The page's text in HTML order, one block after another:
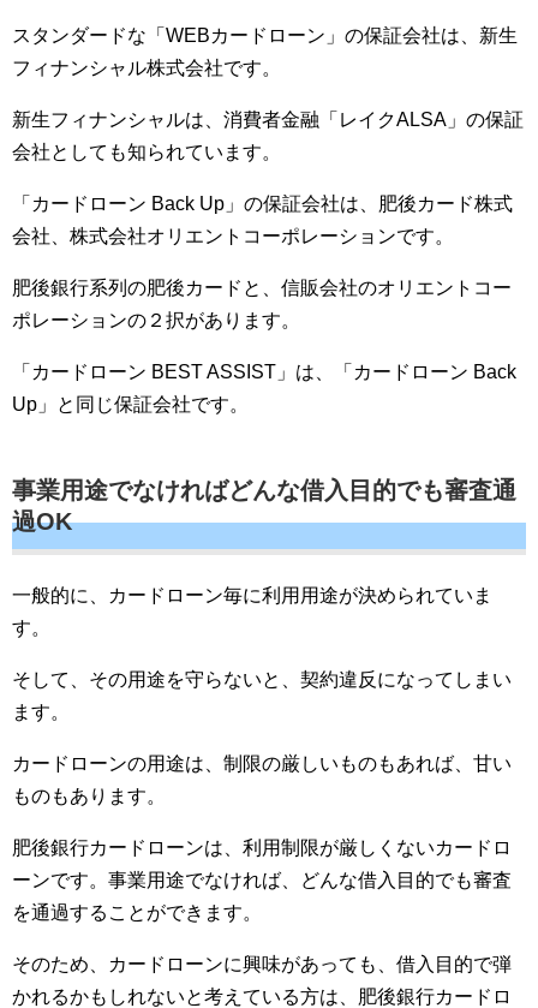
スタンダードな「WEBカードローン」の保証会社は、新生
フィナンシャル株式会社です。
新生フィナンシャルは、消費者金融「レイクALSA」の保証
会社としても知られています。
「カードローン Back Up」の保証会社は、肥後カード株式
会社、株式会社オリエントコーポレーションです。
肥後銀行系列の肥後カードと、信販会社のオリエントコー
ポレーションの２択があります。
「カードローン BEST ASSIST」は、「カードローン Back
Up」と同じ保証会社です。
事業用途でなければどんな借入目的でも審査通
過OK
一般的に、カードローン毎に利用用途が決められていま
す。
そして、その用途を守らないと、契約違反になってしまい
ます。
カードローンの用途は、制限の厳しいものもあれば、甘い
ものもあります。
肥後銀行カードローンは、利用制限が厳しくないカードロ
ーンです。事業用途でなければ、どんな借入目的でも審査
を通過することができます。
そのため、カードローンに興味があっても、借入目的で弾
かれるかもしれないと考えている方は、肥後銀行カードロ